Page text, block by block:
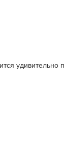
удивительно